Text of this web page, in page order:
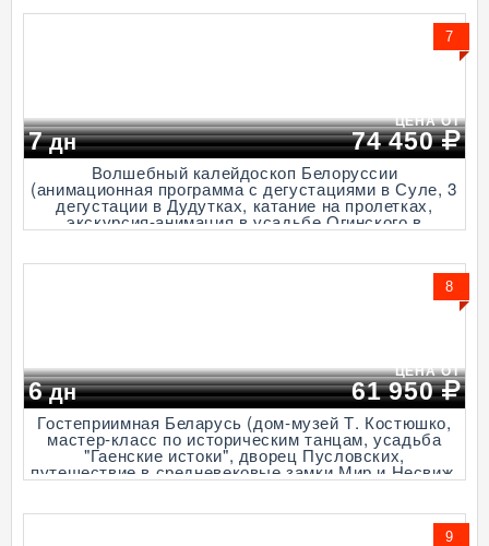
7
7дн
ЦЕНА ОТ
74 450
Волшебный калейдоскоп Белоруссии
(анимационная программа с дегустациями в Суле, 3
дегустации в Дудутках, катание на пролетках,
экскурсия-анимация в усадьбе Огинского в
Залесье, экскурсия по Иловоскому винзаводу с
8
6дн
ЦЕНА ОТ
61 950
Гостеприимная Беларусь (дом-музей Т. Костюшко,
мастер-класс по историческим танцам, усадьба
"Гаенские истоки", дворец Пусловских,
путешествие в средневековые замки Мир и Несвиж,
музей старинных народных промыслов и
или авиа)
9